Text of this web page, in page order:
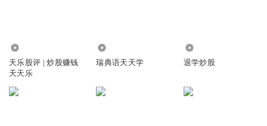
天乐股评 | 炒股赚钱
天天乐
瑞典语天天学 退学炒股